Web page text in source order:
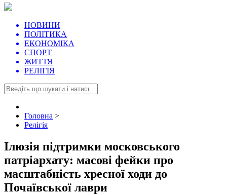
НОВИНИ
ПОЛІТИКА
ЕКОНОМІКА
СПОРТ
ЖИТТЯ
РЕЛІГІЯ
Головна >
Релігія
Ілюзія підтримки московського
патріархату: масові фейки про
масштабність хресної ходи до
Почаївської лаври